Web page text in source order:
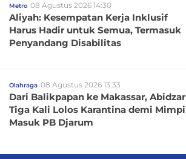
Metro 08 Agustus 2026 14:30
Aliyah: Kesempatan Kerja Inklusif
Harus Hadir untuk Semua, Termasuk
Penyandang Disabilitas
Olahraga 08 Agustus 2026 13:33
Dari Balikpapan ke Makassar, Abidzar
Tiga Kali Lolos Karantina demi Mimpi
Masuk PB Djarum